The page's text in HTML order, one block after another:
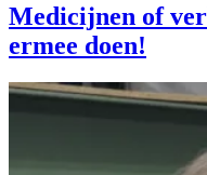
Medicijnen of
ermee doen!